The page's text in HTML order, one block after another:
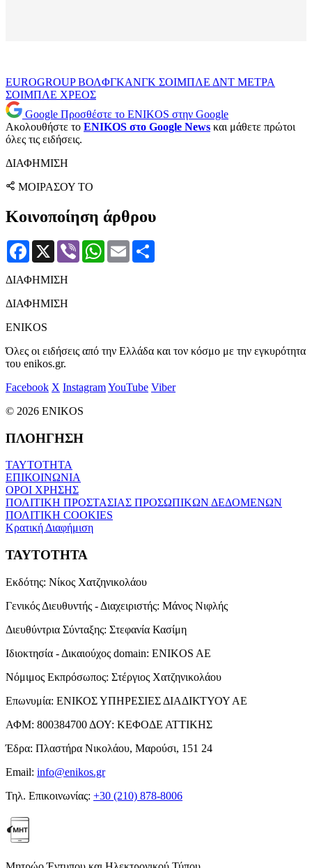
EUROGROUPΒΟΛΦΓΚΑΝΓΚ ΣΟΙΜΠΛΕ ΔΝΤ ΜΕΤΡΑ
ΣΟΙΜΠΛΕ ΧΡΕΟΣ
Google Προσθέστε το ENIKOS στην Google
Ακολουθήστε το ENIKOS στο Google News και μάθετε πρώτοι
όλες τις ειδήσεις.
ΔΙΑΦΗΜΙΣΗ
ΜΟΙΡΑΣΟΥ ΤΟ
Κοινοποίηση άρθρου
Facebook
X Viber WhatsApp
Email
ΔΙΑΦΗΜΙΣΗ
ΔΙΑΦΗΜΙΣΗ
ENIKOS
Όλες οι ειδήσεις από την Ελλάδα και τον κόσμο με την εγκυρότητα
του enikos.gr.
Facebook X InstagramYouTube Viber
© 2026 ENIKOS
ΠΛΟΗΓΗΣΗ
ΤΑΥΤΟΤΗΤΑ
ΕΠΙΚΟΙΝΩΝΙΑ
ΟΡΟΙ ΧΡΗΣΗΣ
ΠΟΛΙΤΙΚΗ ΠΡΟΣΤΑΣΙΑΣ ΠΡΟΣΩΠΙΚΩΝ ΔΕΔΟΜΕΝΩΝ
ΠΟΛΙΤΙΚΗ COOKIES
Κρατική Διαφήμιση
ΤΑΥΤΟΤΗΤΑ
Εκδότης: Νίκος Χατζηνικολάου
Γενικός Διευθυντής - Διαχειριστής: Μάνος Νιφλής
Διευθύντρια Σύνταξης: Στεφανία Κασίμη
Ιδιοκτησία - Δικαιούχος domain: ENIKOS AE
Νόμιμος Εκπρόσωπος: Στέργιος Χατζηνικολάου
Επωνυμία: ΕΝΙΚΟΣ ΥΠΗΡΕΣΙΕΣ ΔΙΑΔΙΚΤΥΟΥ ΑΕ
ΑΦΜ: 800384700 ΔΟΥ: ΚΕΦΟΔΕ ΑΤΤΙΚΗΣ
Έδρα: Πλαστήρα Νικολάου, Μαρούσι, 151 24
Email: info@enikos.gr
Τηλ. Επικοινωνίας: +30 (210) 878-8006